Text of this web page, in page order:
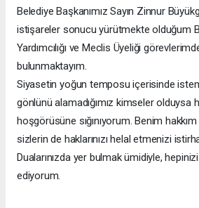
Belediye Başkanımız Sayın Zinnur
istişareler sonucu yürütmekte olduğum
Yardımcılığı ve Meclis Üyeliği
bulunmaktayım.
​Siyasetin yoğun temposu içerisinde
gönlünü alamadığımız kimseler olduysa
hoşgörüsüne sığınıyorum. Benim
sizlerin de haklarınızı helal etmenizi
​Dualarınızda yer bulmak ümidiyle,
ediyorum.